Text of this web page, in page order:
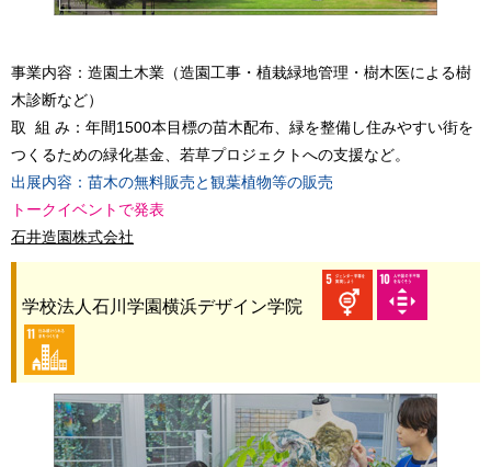
事業内容：造園土木業（造園工事・植栽緑地管理・樹木医による樹
木診断など）
取 組 み：年間1500本目標の苗木配布、緑を整備し住みやすい街を
つくるための緑化基金、若草プロジェクトへの支援など。
出展内容：苗木の無料販売と観葉植物等の販売
トークイベントで発表
石井造園株式会社
学校法人石川学園横浜デザイン学院